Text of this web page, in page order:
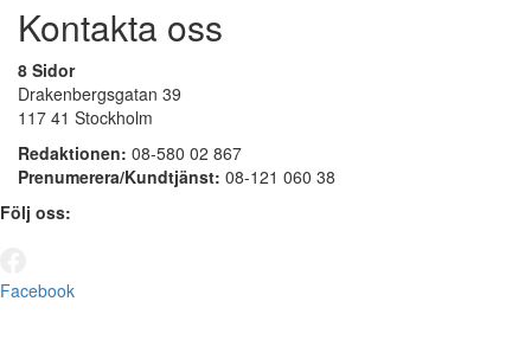
Kontakta oss
8 Sidor
Drakenbergsgatan 39
117 41 Stockholm
Redaktionen: 08-580 02 867
Prenumerera/Kundtjänst: 08-121 060 38
Följ oss:
Facebook